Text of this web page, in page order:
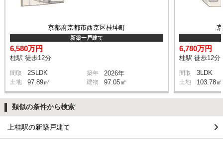
京都府京都市西京区桂坤町
新築一戸建て
6,580万円
桂駅 徒歩12分
間取 2SLDK 築年 2026年
土地 97.89㎡ 建物 97.05㎡
6,780万円
桂駅 徒歩12分
間取 3LDK
土地 103.78㎡
類似の条件から検索
上桂駅の新築戸建て